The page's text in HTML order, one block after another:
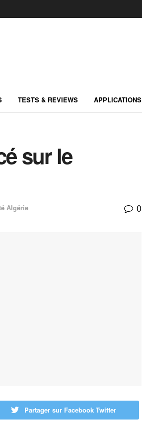
TESTS & REVIEWS APPLICATIONS
sur le
Algérie 0
Partager sur Facebook Twitter